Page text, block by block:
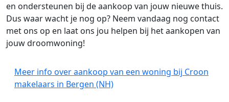
en ondersteunen bij de aankoop van jouw nieuwe thuis.
Dus waar wacht je nog op? Neem vandaag nog contact
met ons op en laat ons jou helpen bij het aankopen van
jouw droomwoning!
Meer info over aankoop van een woning bij Croon
makelaars in Bergen (NH)